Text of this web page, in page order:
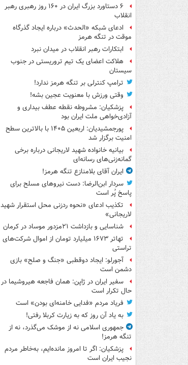
۶ دستاورد بزرگ ایران در ۱۶۰ روز رهبری رهبر
انقلاب
ادعای شبکه «الحدث» درباره ایجاد گذرگاه
موقت در تنگه هرمز
ابتکارات رهبر انقلاب در میدان نبرد
هلاکت اعضای یک تیم تروریستی در جنوب
سیستان
ترامپ کنترلی بر تنگه هرمز ندارد!
وقتی ورزش با معنویت عجین بشه!
پزشکیان: مشروطه نقطه عطف بیداری و
آزادی‌خواهی ملت ایران بود
پورجمشیدیان: اربعین ۱۴۰۵ با بالاترین سطح
امنیت برگزار شد
بیانیه خانواده شهید لاریجانی درباره برخی
گمانه‌زنی‌های رسانه‌ای
ایران آقای بلامنازع تنگه هرمز!
سردار ابن‌الرضا: دست نیروهای مسلح برای
پاسخ پُر است
تکذیب ادعای «نحوه ردزنی محل استقرار شهید
لاریجانی»
شناسایی و بازداشت ۲۱مزدور موساد در کرمان
تهاتر ۱۶۷۳ میلیارد تومان از اموال شرکت‌های
تراستی
آجورلو: ایجاد دوقطبی «جنگ و صلح‌» بازی
دشمن است
سفیر ایران در ژاپن: همان فاجعه هیروشیما در
حال تکرار است
فریاد مردم «فدایی خامنه‌ای بودن» است
به یاد آن روز که به زیارت کربلا رفتی!
جمهوری اسلامی نه از موشک می‌گذرد، نه از
تنگه هرمز!
پزشکیان: اگر تا امروز مانده‌ایم، به‌خاطر مردم
نجیب ایران است